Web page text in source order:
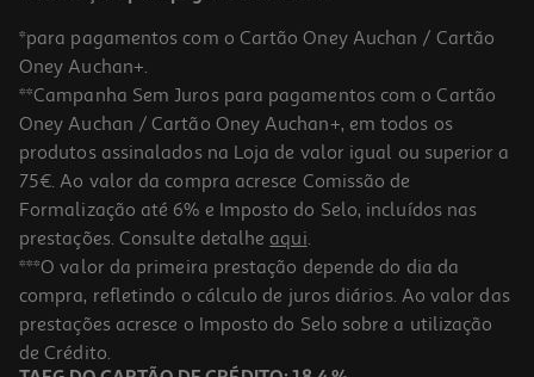
-10%
Livro Chuva Da Meia-Noite De Joana Costa
16.11 €/un
17,90 € PVP de editor
16,11 €
*para pagamentos com o Cartão Oney Auchan / Cartão
Oney Auchan+.
**Campanha Sem Juros para pagamentos com o Cartão
Oney Auchan / Cartão Oney Auchan+, em todos os
produtos assinalados na Loja de valor igual ou superior a
75€. Ao valor da compra acresce Comissão de
Formalização até 6% e Imposto do Selo, incluídos nas
prestações. Consulte detalhe aqui.
***O valor da primeira prestação depende do dia da
compra, refletindo o cálculo de juros diários. Ao valor das
prestações acresce o Imposto do Selo sobre a utilização
de Crédito.